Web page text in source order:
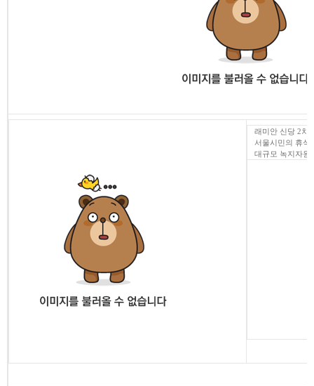
래미안 신당 2차
서울시민의 휴식
대규모 녹지자원